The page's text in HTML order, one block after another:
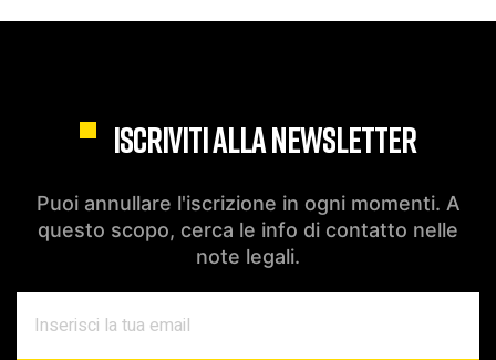
ISCRIVITI ALLA NEWSLETTER
Puoi annullare l'iscrizione in ogni momenti. A
questo scopo, cerca le info di contatto nelle
note legali.